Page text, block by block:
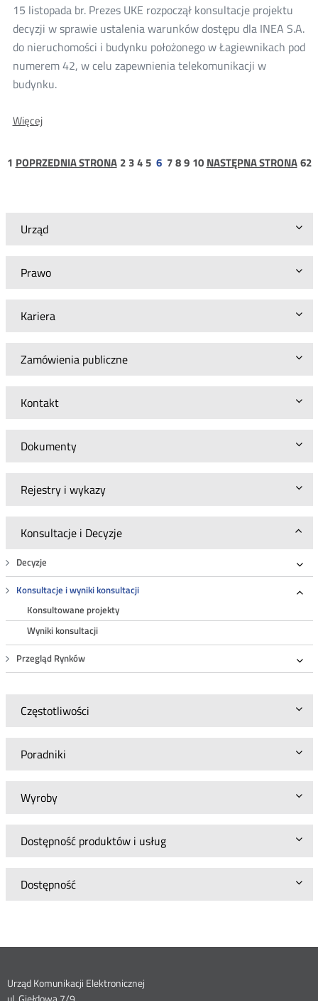
Urząd
Prawo
Kariera
Zamówienia publiczne
Kontakt
Dokumenty
Rejestry i wykazy
Konsultacje i Decyzje
Decyzje
Konsultacje i wyniki konsultacji
Konsultowane projekty
Wyniki konsultacji
Przegląd Rynków
Częstotliwości
Poradniki
Wyroby
Dostępność produktów i usług
Dostępność
15 listopada br. Prezes UKE rozpoczął konsultacje projektu
decyzji w sprawie ustalenia warunków dostępu dla INEA S.A.
do nieruchomości i budynku położonego w Łagiewnikach pod
numerem 42, w celu zapewnienia telekomunikacji w
budynku.
WięcejO:
decyzji
Prezesa
S.A.
1strona
POPRZEDNIA STRONA strona
2 strona
3strona
4strona
5 6 strona
7strona
8strona
9 strona
10 NASTĘPNA STRONA62
Dane
Urząd Komunikacji Elektronicznej